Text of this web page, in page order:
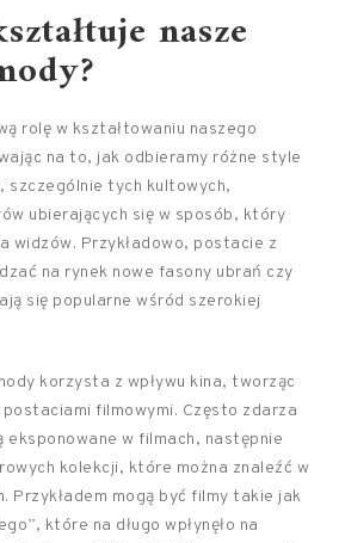
nasze
rolę w kształtowaniu naszego
na to, jak odbieramy różne style
szczególnie tych kultowych,
ubierających się w sposób, który
widzów. Przykładowo, postacie z
na rynek nowe fasony ubrań czy
się popularne wśród szerokiej
korzysta z wpływu kina, tworząc
filmowymi. Często zdarza
w filmach, następnie
kolekcji, które można znaleźć w
Przykładem mogą być filmy takie jak
które na długo wpłynęło na